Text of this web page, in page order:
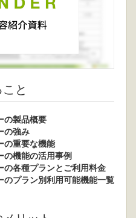
と
の製品概要
の強み
の重要な機能
の機能の活用事例
の各種プランとご利用料金
のプラン別利用可能機能一覧